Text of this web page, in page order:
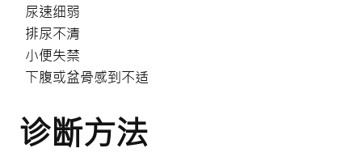
尿速细弱
排尿不清
小便失禁
下腹或盆骨感到不适
诊断方法